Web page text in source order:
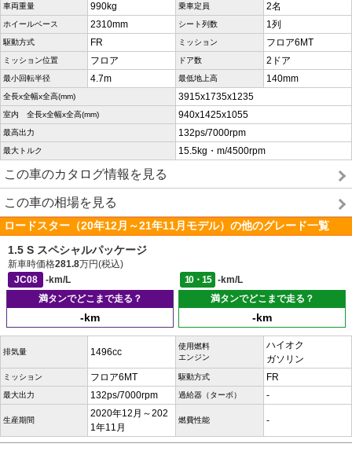
車両重量 990kg 乗車定員 2名
ホイールベース 2310mm シート列数 1列
駆動方式 FR ミッション フロア6MT
ミッション位置 フロア ドア数 2ドア
最小回転半径 4.7m 最低地上高 140mm
全長x全幅x全高(mm) 3915x1735x1235
室内 全長x全幅x全高(mm) 940x1425x1055
最高出力 132ps/7000rpm
最大トルク 15.5kg・m/4500rpm
この車のカタログ情報を見る
この車の相場を見る
ロードスター（20年12月～21年11月モデル）の他のグレード一覧
1.5 S スペシャルパッケージ
新車時価格281.8万円(税込)
JC08
-km/L 10・15
-km/L
満タンでどこまで走る？
-km
満タンでどこまで走る？
-km
排気量 1496cc
使用燃料
エンジン
ハイオク
ガソリン
ミッション フロア6MT 駆動方式 FR
最大出力 132ps/7000rpm 過給器（ターボ） -
生産期間
2020年12月～202
1年11月
燃費性能 -